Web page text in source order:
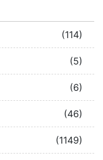
(114)
(5)
(6)
(46)
(1149)